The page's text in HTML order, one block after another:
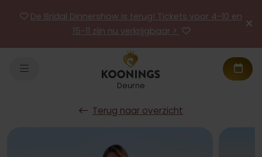
De Bridal Dinnershow is terug! Tickets voor 4-10 en
15-11 zijn nu verkrijgbaar >
Deurne
Terug naar overzicht